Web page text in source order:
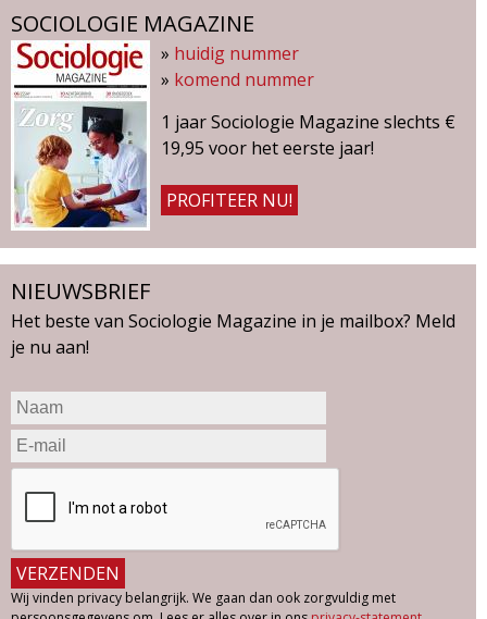
'
s
SOCIOLOGIE MAGAZINE
» huidig nummer
» komend nummer
1 jaar Sociologie Magazine slechts €
19,95 voor het eerste jaar!
PROFITEER NU!
NIEUWSBRIEF
Het beste van Sociologie Magazine in je mailbox? Meld
je nu aan!
Wij vinden privacy belangrijk. We gaan dan ook zorgvuldig met